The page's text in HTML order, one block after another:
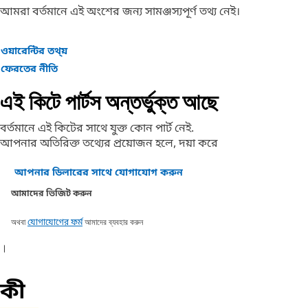
আমরা বর্তমানে এই অংশের জন্য সামঞ্জস্যপূর্ণ তথ্য নেই।
ওয়ারেন্টির তথ্য়
ফেরতের নীতি
এই কিটে পার্টস অন্তর্ভুক্ত আছে
বর্তমানে এই কিটের সাথে যুক্ত কোন পার্ট নেই.
আপনার অতিরিক্ত তথ্যের প্রয়োজন হলে, দয়া করে
আপনার ডিলারের সাথে যোগাযোগ করুন
আমাদের ভিজিট করুন
অথবাযোগাযোগের ফর্মআমাদের ব্যবহার করুন
।
কী